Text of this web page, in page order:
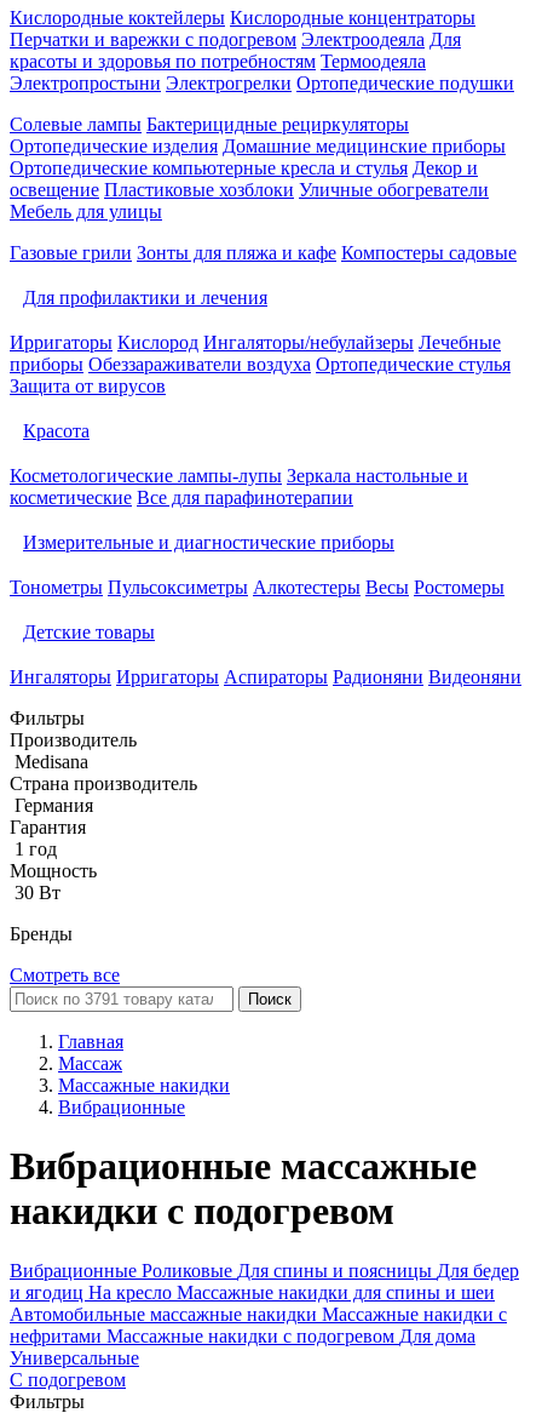
Кислородные коктейлеры Кислородные концентраторы
Перчатки и варежки с подогревом Электроодеяла Для
красоты и здоровья по потребностям Термоодеяла
Электропростыни Электрогрелки Ортопедические подушки
Солевые лампы Бактерицидные рециркуляторы
Ортопедические изделия Домашние медицинские приборы
Ортопедические компьютерные кресла и стулья Декор и
освещение Пластиковые хозблоки Уличные обогреватели
Мебель для улицы
Газовые грили Зонты для пляжа и кафе Компостеры садовые
Для профилактики и лечения
Ирригаторы Кислород Ингаляторы/небулайзеры Лечебные
приборы Обеззараживатели воздуха Ортопедические стулья
Защита от вирусов
Красота
Косметологические лампы-лупы Зеркала настольные и
косметические Все для парафинотерапии
Измерительные и диагностические приборы
Тонометры Пульсоксиметры Алкотестеры Весы Ростомеры
Детские товары
Ингаляторы Ирригаторы Аспираторы Радионяни Видеоняни
Фильтры
Производитель
Medisana
Страна производитель
Германия
Гарантия
1 год
Мощность
30 Вт
Бренды
Смотреть все
Поиск
Главная
Массаж
Массажные накидки
Вибрационные
Вибрационные массажные
накидки с подогревом
Вибрационные Роликовые Для спины и поясницы Для бедер
и ягодиц На кресло Массажные накидки для спины и шеи
Автомобильные массажные накидки Массажные накидки с
нефритами Массажные накидки с подогревом Для дома
Универсальные
С подогревом
Фильтры